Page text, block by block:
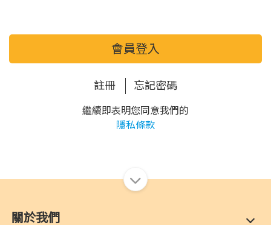
會員登入
註冊 忘記密碼
繼續即表明您同意我們的
隱私條款
關於我們